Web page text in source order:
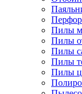
Пилы
Пилы
Пилы
Пилы
Пилы